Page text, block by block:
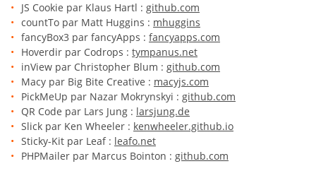
JS Cookie par Klaus Hartl : github.com
countTo par Matt Huggins : mhuggins
fancyBox3 par fancyApps : fancyapps.com
Hoverdir par Codrops : tympanus.net
inView par Christopher Blum : github.com
Macy par Big Bite Creative : macyjs.com
PickMeUp par Nazar Mokrynskyi : github.com
QR Code par Lars Jung : larsjung.de
Slick par Ken Wheeler : kenwheeler.github.io
Sticky-Kit par Leaf : leafo.net
PHPMailer par Marcus Bointon : github.com